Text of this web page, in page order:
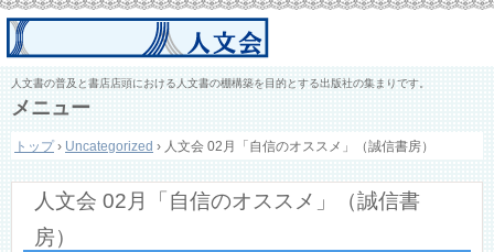
人文書の普及と書店店頭における人文書の棚構築を目的とする出版社の集まりです。
メニュー
ン
ン
トップ › Uncategorized › 人文会 02月「自信のオススメ」（誠信書房）
人文会 02月「自信のオススメ」（誠信書
房）